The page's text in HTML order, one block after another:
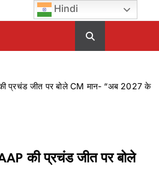
प्रचंड जीत पर बोले CM मान- “अब 2027 के
की प्रचंड जीत पर बोले
Hindi